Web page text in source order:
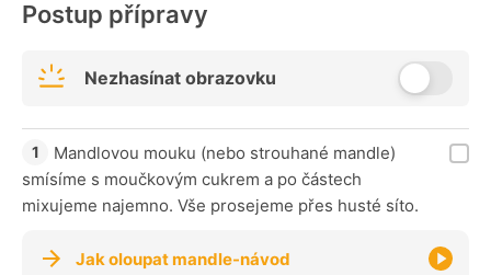
Postup přípravy
Nezhasínat obrazovku
Mandlovou mouku (nebo strouhané mandle)
smísíme s moučkovým cukrem a po částech
mixujeme najemno. Vše prosejeme přes husté síto.
Jak oloupat mandle-návod